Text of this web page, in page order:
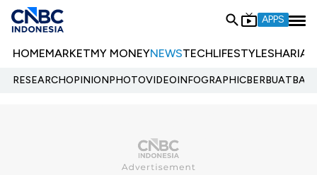
APPS
HOMEMARKETMY MONEYNEWSTECHLIFESTYLESHARIA
RESEARCHOPINIONPHOTOVIDEOINFOGRAPHIC